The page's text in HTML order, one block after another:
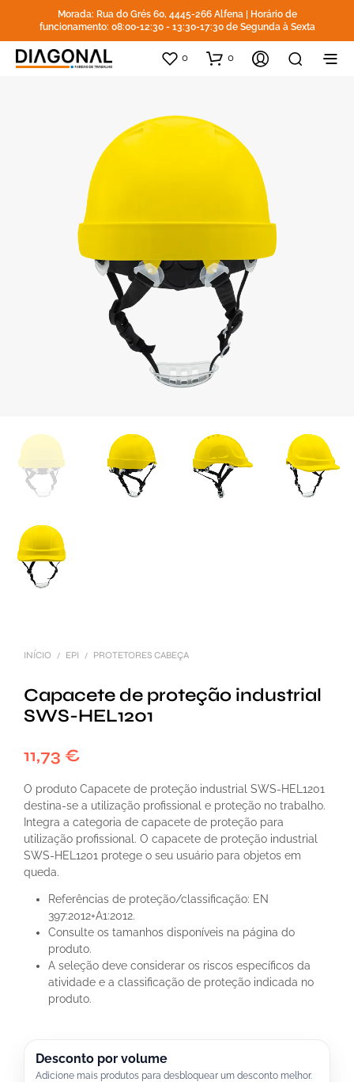
Morada: Rua do Grés 60, 4445-266 Alfena | Horário de
funcionamento: 08:00-12:30 - 13:30-17:30 de Segunda à Sexta
0 0
INÍCIO / EPI / PROTETORES CABEÇA
Capacete de proteção industrial
SWS-HEL1201
11,73 €
O produto Capacete de proteção industrial SWS-HEL1201
destina-se a utilização profissional e proteção no trabalho.
Integra a categoria de capacete de proteção para
utilização profissional. O capacete de proteção industrial
SWS-HEL1201 protege o seu usuário para objetos em
queda.
Referências de proteção/classificação: EN
397:2012+A1:2012.
Consulte os tamanhos disponíveis na página do
produto.
A seleção deve considerar os riscos específicos da
atividade e a classificação de proteção indicada no
produto.
Desconto por volume
Adicione mais produtos para desbloquear um desconto melhor.